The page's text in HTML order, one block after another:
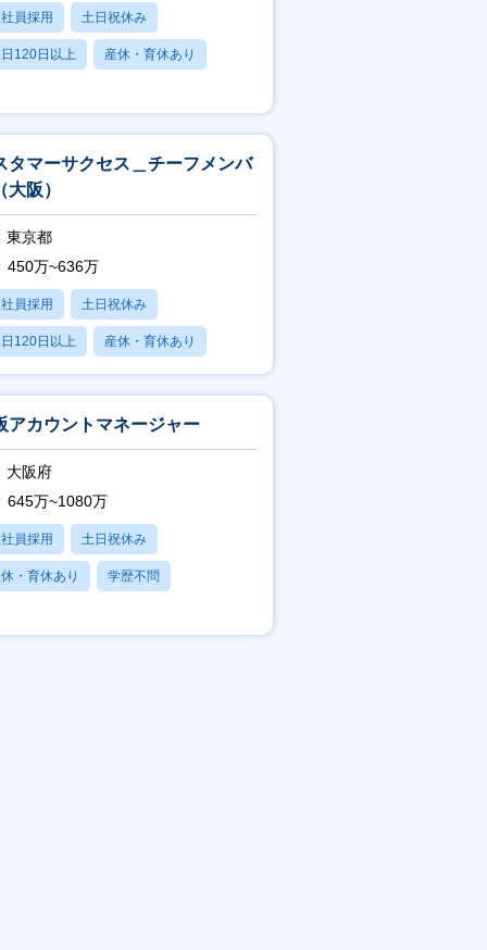
員採用 土日祝休み
120日以上 産休・育休あり
タマーサクセス＿チーフメンバ
大阪）
東京都
450万~636万
員採用 土日祝休み
120日以上 産休・育休あり
業20時間以内
アカウントマネージャー
大阪府
645万~1080万
員採用 土日祝休み
・育休あり 学歴不問